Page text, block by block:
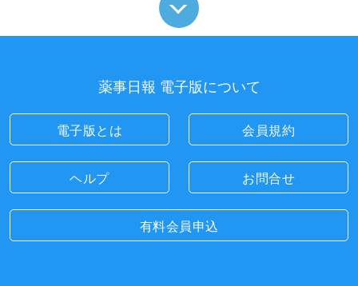
薬事日報 電子版について
電子版とは 会員規約
ヘルプ お問合せ
有料会員申込